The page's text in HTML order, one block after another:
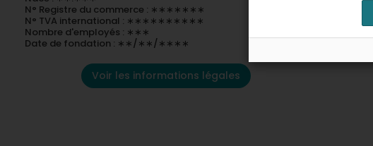
N° Registre du commerce : ∗∗∗∗∗∗∗
N° TVA international : ∗∗∗∗∗∗∗∗∗∗
Nombre d'employés : ∗∗∗
Date de fondation : ∗∗/∗∗/∗∗∗∗
Voir les informations légales